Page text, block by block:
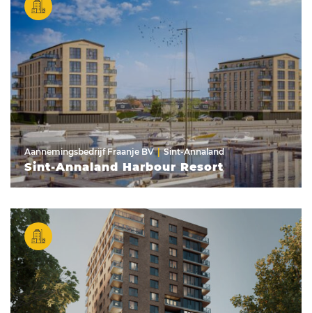
Aannemingsbedrijf Fraanje BV Sint-Annaland
Sint-Annaland Harbour Resort